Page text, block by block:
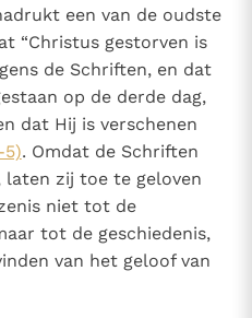
een van de oudste
“Christus gestorven is
de Schriften, en dat
op de derde dag,
dat Hij is verschenen
5). Omdat de Schriften
laten zij toe te geloven
niet tot de
tot de geschiedenis,
van het geloof van